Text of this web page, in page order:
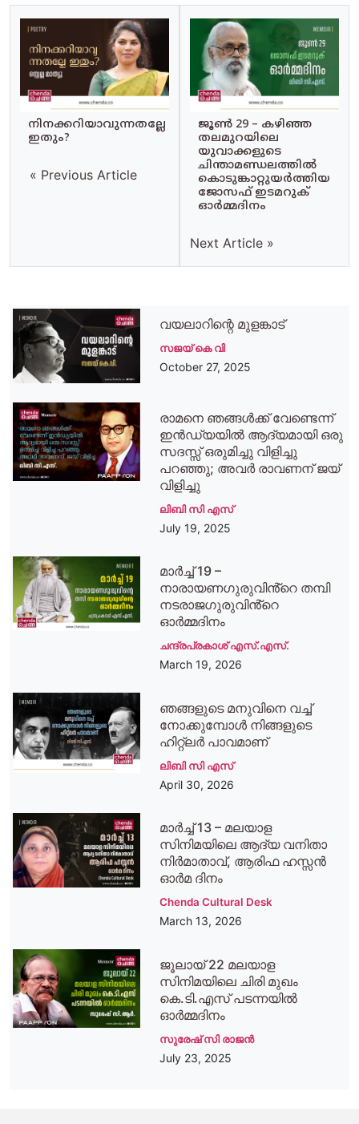
നിനക്കറിയാവുന്നതല്ലേ
ഇതും?
« Previous Article
ജൂൺ 29 – കഴിഞ്ഞ
തലമുറയിലെ
യുവാക്കളുടെ
ചിന്താമണ്ഡലത്തിൽ
കൊടുങ്കാറ്റുയർത്തിയ
ജോസഫ് ഇടമറുക്
ഓർമ്മദിനം
Next Article »
വയലാറിന്റെ മുളങ്കാട്
സജയ് കെ വി
October 27, 2025
രാമനെ ഞങ്ങള്‍ക്ക് വേണ്ടെന്ന്
ഇന്‍ഡ്യയില്‍ ആദ്യമായി ഒരു
സദസ്സ് ഒരുമിച്ചു വിളിച്ചു
പറഞ്ഞു; അവര്‍ രാവണന് ജയ്
വിളിച്ചു
ലിബി സി എസ്
July 19, 2025
മാർച്ച് 19 –
നാരായണഗുരുവിൻ്റെ തമ്പി
നടരാജഗുരുവിൻ്റെ
ഓർമ്മദിനം
ചന്ദ്രപ്രകാശ് എസ്.എസ്.
March 19, 2026
ഞങ്ങളുടെ മനുവിനെ വച്ച്
നോക്കുമ്പോൾ നിങ്ങളുടെ
ഹിറ്റ്ലർ പാവമാണ്
ലിബി സി എസ്
April 30, 2026
മാർച്ച് 13 – മലയാള
സിനിമയിലെ ആദ്യ വനിതാ
നിർമാതാവ്, ആരിഫ ഹസ്സൻ
ഓർമ ദിനം
Chenda Cultural Desk
March 13, 2026
ജൂലായ് 22 മലയാള
സിനിമയിലെ ചിരി മുഖം
കെ.ടി.എസ് പടന്നയില്‍
ഓര്‍മ്മദിനം
സുരേഷ് സി രാജന്‍
July 23, 2025